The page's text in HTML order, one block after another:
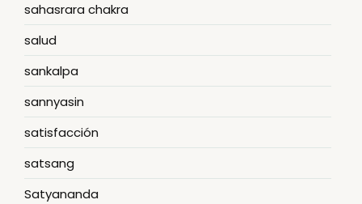
sahasrara chakra
salud
sankalpa
sannyasin
satisfacción
satsang
Satyananda